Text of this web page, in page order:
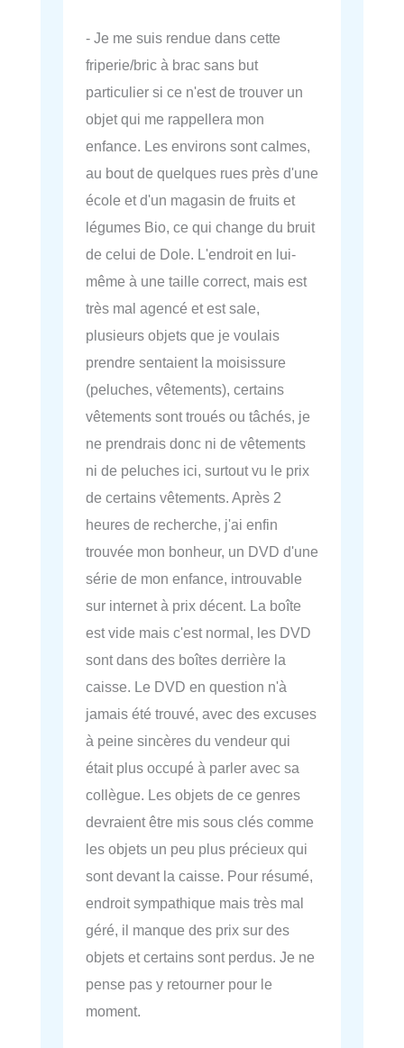
- Je me suis rendue dans cette
friperie/bric à brac sans but
particulier si ce n'est de trouver un
objet qui me rappellera mon
enfance. Les environs sont calmes,
au bout de quelques rues près d'une
école et d'un magasin de fruits et
légumes Bio, ce qui change du bruit
de celui de Dole. L'endroit en lui-
même à une taille correct, mais est
très mal agencé et est sale,
plusieurs objets que je voulais
prendre sentaient la moisissure
(peluches, vêtements), certains
vêtements sont troués ou tâchés, je
ne prendrais donc ni de vêtements
ni de peluches ici, surtout vu le prix
de certains vêtements. Après 2
heures de recherche, j'ai enfin
trouvée mon bonheur, un DVD d'une
série de mon enfance, introuvable
sur internet à prix décent. La boîte
est vide mais c'est normal, les DVD
sont dans des boîtes derrière la
caisse. Le DVD en question n'à
jamais été trouvé, avec des excuses
à peine sincères du vendeur qui
était plus occupé à parler avec sa
collègue. Les objets de ce genres
devraient être mis sous clés comme
les objets un peu plus précieux qui
sont devant la caisse. Pour résumé,
endroit sympathique mais très mal
géré, il manque des prix sur des
objets et certains sont perdus. Je ne
pense pas y retourner pour le
moment.